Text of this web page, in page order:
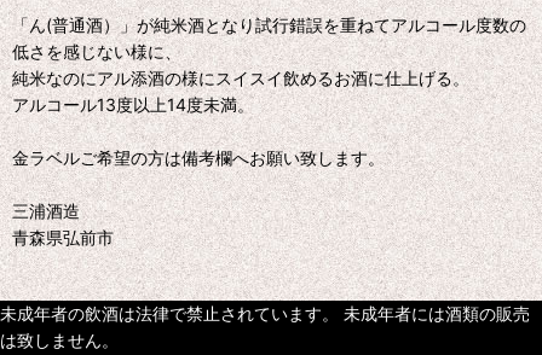
「ん(普通酒）」が純米酒となり試行錯誤を重ねてアルコール度数の
低さを感じない様に、
純米なのにアル添酒の様にスイスイ飲めるお酒に仕上げる。
アルコール13度以上14度未満。
金ラベルご希望の方は備考欄へお願い致します。
三浦酒造
青森県弘前市
未成年者の飲酒は法律で禁止されています。 未成年者には酒類の販売
は致しません。